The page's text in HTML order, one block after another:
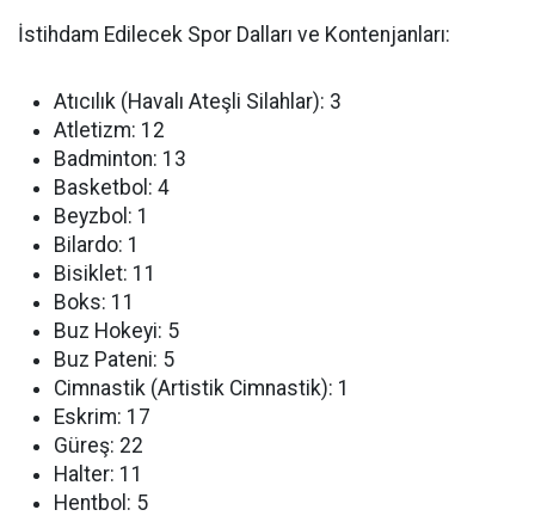
İstihdam Edilecek Spor Dalları ve Kontenjanları:
Atıcılık (Havalı Ateşli Silahlar): 3
Atletizm: 12
Badminton: 13
Basketbol: 4
Beyzbol: 1
Bilardo: 1
Bisiklet: 11
Boks: 11
Buz Hokeyi: 5
Buz Pateni: 5
Cimnastik (Artistik Cimnastik): 1
Eskrim: 17
Güreş: 22
Halter: 11
Hentbol: 5